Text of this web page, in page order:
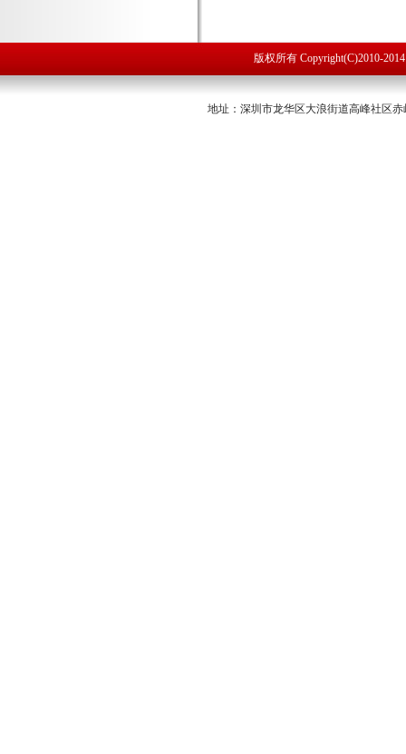
版权所有 Copyright(C)2010-
地址：深圳市龙华区大浪街道高峰社区